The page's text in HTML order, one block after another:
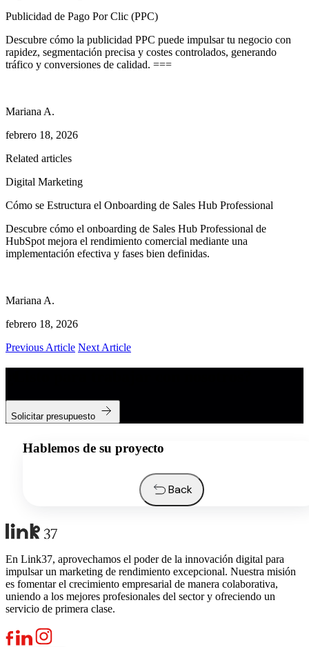
Publicidad de Pago Por Clic (PPC)
Descubre cómo la publicidad PPC puede impulsar tu negocio con
rapidez, segmentación precisa y costes controlados, generando
tráfico y conversiones de calidad. ===
Mariana A.
febrero 18, 2026
Related articles
Digital Marketing
Cómo se Estructura el Onboarding de Sales Hub Professional
Descubre cómo el onboarding de Sales Hub Professional de
HubSpot mejora el rendimiento comercial mediante una
implementación efectiva y fases bien definidas.
Mariana A.
febrero 18, 2026
Previous Article Next Article
Solicitar presupuesto
Hablemos de su proyecto
Back
En Link37, aprovechamos el poder de la innovación digital para
impulsar un marketing de rendimiento excepcional. Nuestra misión
es fomentar el crecimiento empresarial de manera colaborativa,
uniendo a los mejores profesionales del sector y ofreciendo un
servicio de primera clase.